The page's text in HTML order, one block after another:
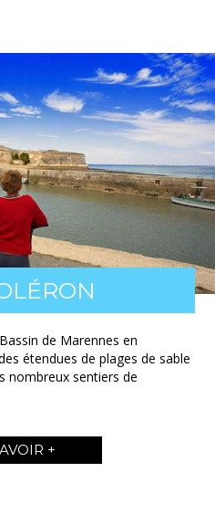
de Marennes en
étendues de plages de sable
nombreux sentiers de
+